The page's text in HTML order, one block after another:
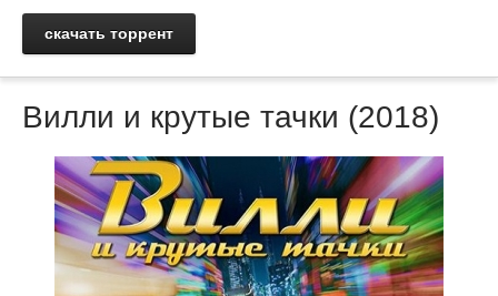
скачать торрент
Вилли и крутые тачки (2018)